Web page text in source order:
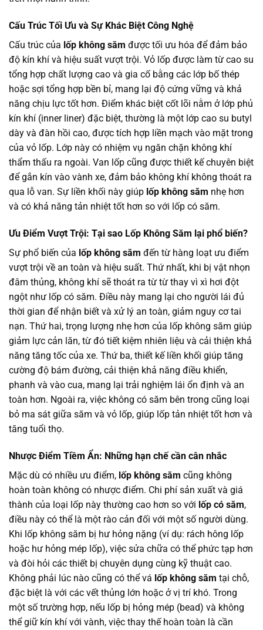
Cấu Trúc Tối Ưu và Sự Khác Biệt Công Nghệ
Cấu trúc của lốp không săm được tối ưu hóa để đảm bảo
độ kín khí và hiệu suất vượt trội. Vỏ lốp được làm từ cao su
tổng hợp chất lượng cao và gia cố bằng các lớp bố thép
hoặc sợi tổng hợp bền bỉ, mang lại độ cứng vững và khả
năng chịu lực tốt hơn. Điểm khác biệt cốt lõi nằm ở lớp phủ
kín khí (inner liner) đặc biệt, thường là một lớp cao su butyl
dày và đàn hồi cao, được tích hợp liền mạch vào mặt trong
của vỏ lốp. Lớp này có nhiệm vụ ngăn chặn không khí
thẩm thấu ra ngoài. Van lốp cũng được thiết kế chuyên biệt
để gắn kín vào vành xe, đảm bảo không khí không thoát ra
qua lỗ van. Sự liền khối này giúp lốp không săm nhẹ hơn
và có khả năng tản nhiệt tốt hơn so với lốp có săm.
Ưu Điểm Vượt Trội: Tại sao Lốp Không Săm lại phổ biến?
Sự phổ biến của lốp không săm đến từ hàng loạt ưu điểm
vượt trội về an toàn và hiệu suất. Thứ nhất, khi bị vật nhọn
đâm thủng, không khí sẽ thoát ra từ từ thay vì xì hơi đột
ngột như lốp có săm. Điều này mang lại cho người lái đủ
thời gian để nhận biết và xử lý an toàn, giảm nguy cơ tai
nạn. Thứ hai, trọng lượng nhẹ hơn của lốp không săm giúp
giảm lực cản lăn, từ đó tiết kiệm nhiên liệu và cải thiện khả
năng tăng tốc của xe. Thứ ba, thiết kế liền khối giúp tăng
cường độ bám đường, cải thiện khả năng điều khiển,
phanh và vào cua, mang lại trải nghiệm lái ổn định và an
toàn hơn. Ngoài ra, việc không có săm bên trong cũng loại
bỏ ma sát giữa săm và vỏ lốp, giúp lốp tản nhiệt tốt hơn và
tăng tuổi thọ.
Nhược Điểm Tiềm Ẩn: Những hạn chế cần cân nhắc
Mặc dù có nhiều ưu điểm, lốp không săm cũng không
hoàn toàn không có nhược điểm. Chi phí sản xuất và giá
thành của loại lốp này thường cao hơn so với lốp có săm,
điều này có thể là một rào cản đối với một số người dùng.
Khi lốp không săm bị hư hỏng nặng (ví dụ: rách hông lốp
hoặc hư hỏng mép lốp), việc sửa chữa có thể phức tạp hơn
và đòi hỏi các thiết bị chuyên dụng cùng kỹ thuật cao.
Không phải lúc nào cũng có thể vá lốp không săm tại chỗ,
đặc biệt là với các vết thủng lớn hoặc ở vị trí khó. Trong
một số trường hợp, nếu lốp bị hỏng mép (bead) và không
thể giữ kín khí với vành, việc thay thế hoàn toàn là cần